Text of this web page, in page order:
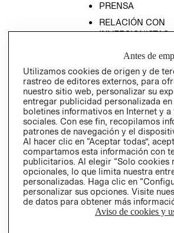
PRENSA
RELACIÓN CON
INVERSIONISTAS
POLÍTICA
EMPRESARIAL
Antes de
Utilizamos cookies de origen y de
rastreo de editores externos, para
nuestro sitio web, personalizar su
entregar publicidad personalizada
boletines informativos en Internet y
sociales. Con ese fin, recopilamos
patrones de navegación y el
Al hacer clic en “Aceptar todas”,
compartamos esta información con
publicitarios. Al elegir “Solo cookies
opcionales, lo que limita nuestra
personalizadas. Haga clic en
personalizar sus opciones. Visite
de datos para obtener más
Aviso de cookies y